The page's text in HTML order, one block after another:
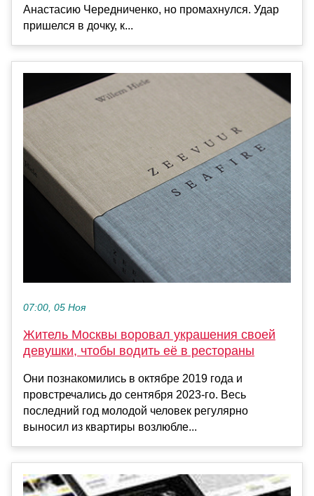
Анастасию Чередниченко, но промахнулся. Удар
пришелся в дочку, к...
07:00, 05 Ноя
Житель Москвы воровал украшения своей
девушки, чтобы водить её в рестораны
Они познакомились в октябре 2019 года и
провстречались до сентября 2023-го. Весь
последний год молодой человек регулярно
выносил из квартиры возлюбле...